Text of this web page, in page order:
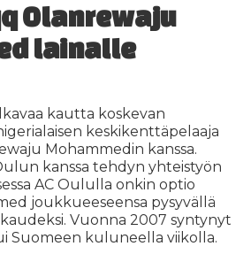
Olanrewaju
lainalle
kautta koskevan
keskikenttäpelaaja
Mohammedin kanssa.
kanssa tehdyn yhteistyön
AC Oululla onkin optio
joukkueeseensa pysyvällä
Vuonna 2007 syntynyt
Suomeen kuluneella viikolla.